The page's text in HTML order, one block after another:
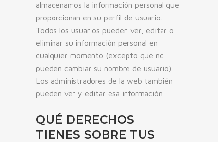
almacenamos la información personal que
proporcionan en su perfil de usuario.
Todos los usuarios pueden ver, editar o
eliminar su información personal en
cualquier momento (excepto que no
pueden cambiar su nombre de usuario).
Los administradores de la web también
pueden ver y editar esa información.
QUÉ DERECHOS
TIENES SOBRE TUS